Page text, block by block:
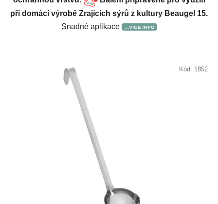
při domácí výrobě Zrajících sýrů z kultury Beaugel 15.
Snadné aplikace
Kód: 1852